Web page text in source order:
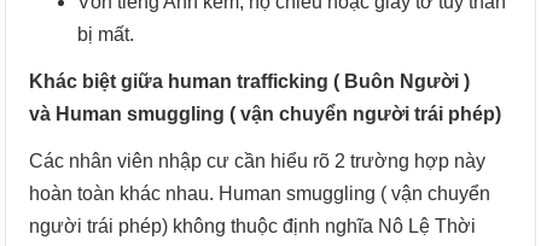
bị mất.
Khác biệt giữa human trafficking ( Buôn Người )
và Human smuggling ( vận chuyển người trái phép)
Các nhân viên nhập cư cần hiểu rõ 2 trường hợp này
hoàn toàn khác nhau. Human smuggling ( vận chuyển
người trái phép) không thuộc định nghĩa Nô Lệ Thời